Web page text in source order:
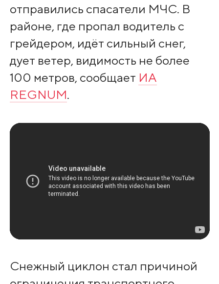
отправились спасатели МЧС. В
районе, где пропал водитель с
грейдером, идёт сильный снег,
дует ветер, видимость не более
100 метров, сообщает ИА
REGNUM.
Снежный циклон стал причиной